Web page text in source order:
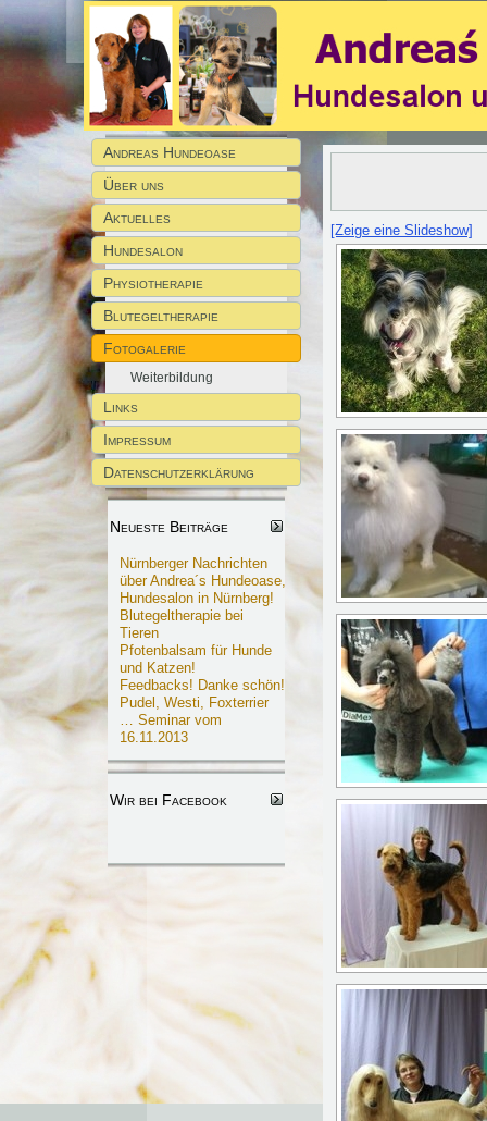
Andreas Hundeoase
Über uns
Aktuelles
Hundesalon
Physiotherapie
Blutegeltherapie
Fotogalerie
Weiterbildung
Links
Impressum
Datenschutzerklärung
Neueste Beiträge
Nürnberger Nachrichten
über Andrea´s Hundeoase,
Hundesalon in Nürnberg!
Blutegeltherapie bei
Tieren
Pfotenbalsam für Hunde
und Katzen!
Feedbacks! Danke schön!
Pudel, Westi, Foxterrier
… Seminar vom
16.11.2013
Wir bei Facebook
[Zeige eine Slideshow]